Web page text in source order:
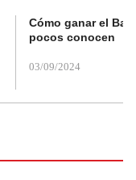
Cómo ganar el
pocos conocen
03/09/2024